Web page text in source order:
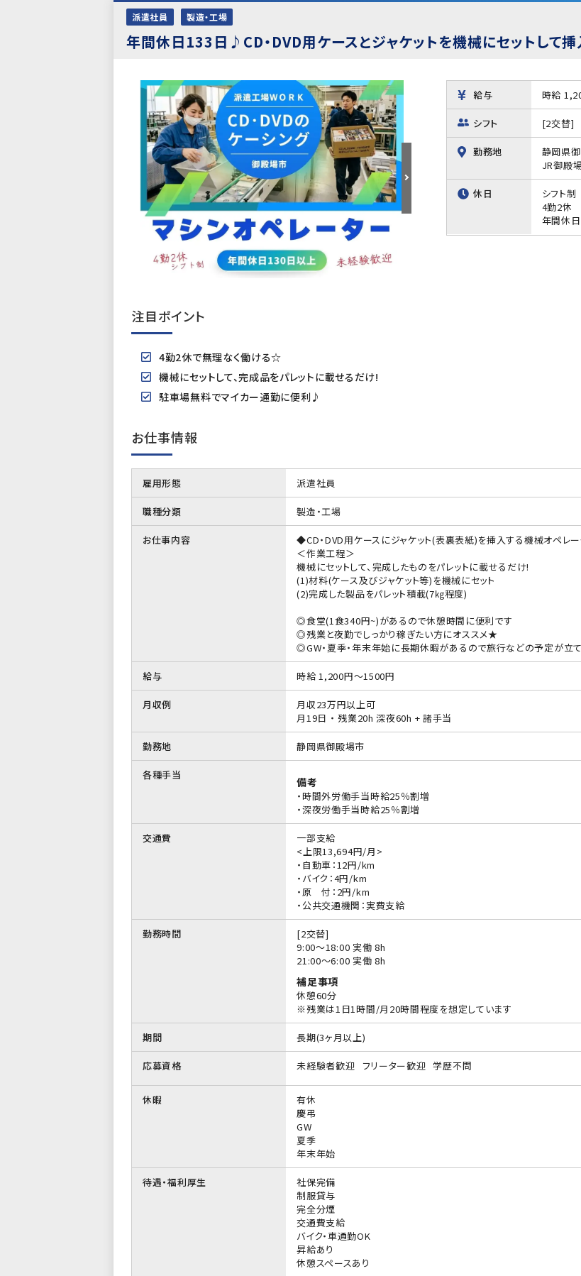
派遣社員 製造・工場
年間休日133日♪CD・DVD用ケースとジャケットを機械にセットして
給与 時給
シフト [2交替]
勤務地
静岡県
JR御殿
休日
シフト制
4勤2休
年間休
注目ポイント
4勤2休で無理なく働ける☆
機械にセットして、完成品をパレットに載せるだけ!
駐車場無料でマイカー通勤に便利♪
お仕事情報
雇用形態 派遣社員
職種分類 製造・工場
お仕事内容
◆CD・DVD用ケースにジャケット(表裏表紙)を挿入する機械オペレ
＜作業工程＞
機械にセットして、完成したものをパレットに載せるだけ!
(1)材料(ケース及びジャケット等)を機械にセット
(2)完成した製品をパレット積載(7㎏程度)
◎食堂(1食340円~)があるので休憩時間に便利です
◎残業と夜勤でしっかり稼ぎたい方にオススメ★
◎GW・夏季・年末年始に長期休暇があるので旅行などの予定が立
給与 時給 1,200円～1500円
月収例
月収23万円以上可
月19日 ・ 残業20h 深夜60h + 諸手当
勤務地 静岡県御殿場市
各種手当
備考
・時間外労働手当時給25％割増
・深夜労働手当時給25％割増
交通費
一部支給
<上限13,694円/月>
・自動車：12円/km
・バイク：4円/km
・原 付：2円/km
・公共交通機関：実費支給
勤務時間
[2交替]
9:00〜18:00 実働 8h
21:00〜6:00 実働 8h
補足事項
休憩60分
※残業は1日1時間/月20時間程度を想定しています
期間 長期(3ヶ月以上)
応募資格 未経験者歓迎 フリーター歓迎 学歴不問
休暇
有休
慶弔
GW
夏季
年末年始
待遇・福利厚生
社保完備
制服貸与
完全分煙
交通費支給
バイク・車通勤OK
昇給あり
休憩スペースあり